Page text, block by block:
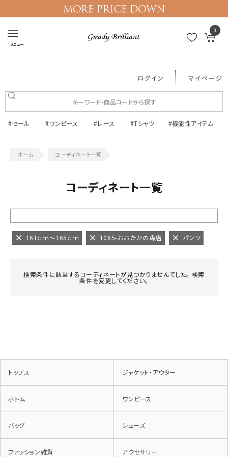
メニュー
0
ログイン マイページ
#セール #ワンピース #レース #Tシャツ #機能性アイテム
コーディネート一覧
コーディネート一覧
161ｃｍ～165ｃｍ 1065-おおたかの森店 パンツ
検索条件に該当するコーディネートが見つかりませんでした。 検索
条件を変更してください。
トップス ジャケット・アウター
ボトム ワンピース
バッグ シューズ
ファッション雑貨 アクセサリー